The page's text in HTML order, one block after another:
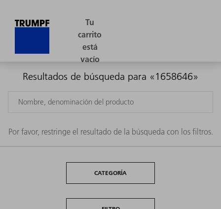
Resultados de búsqueda para «1658646»
Por favor, restringe el resultado de la búsqueda con los filtros.
CATEGORÍA